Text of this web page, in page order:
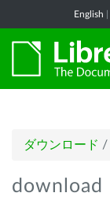
English
ダウンロード /
download